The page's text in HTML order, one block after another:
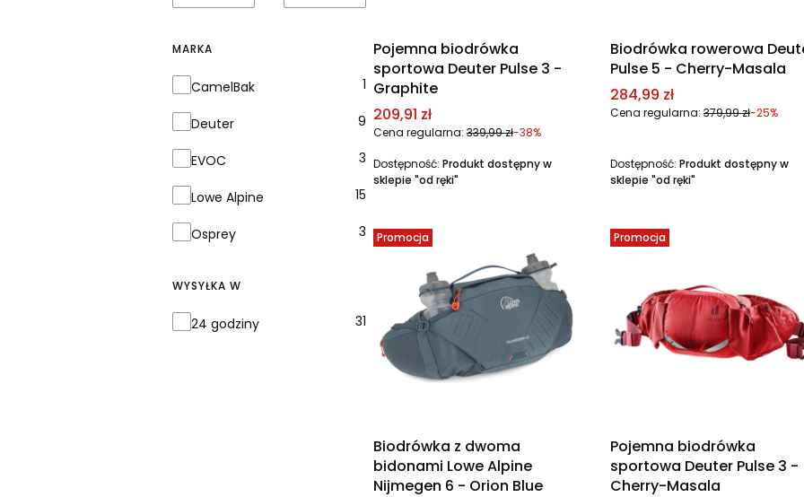
MARKA
Marka
CamelBak 1
Deuter 9
EVOC 3
Lowe Alpine 15
Osprey 3
WYSYŁKA W
Wysyłka w
24 godziny 31
Pojemna biodrówka
sportowa Deuter Pulse 3 -
Graphite
Cena promocyjna
209,91 zł
Cena regularna: 339,99 zł-38%
Dostępność: Produkt dostępny w
sklepie "od ręki"
Biodrówka rowerowa
Pulse 5 - Cherry-Masala
Cena promocyjna
284,99 zł
Cena regularna: 379,99 zł-25%
Dostępność: Produkt dostępny w
sklepie "od ręki"
Promocja
Biodrówka z dwoma
bidonami Lowe Alpine
Nijmegen 6 - Orion Blue
Promocja
Pojemna biodrówka
sportowa Deuter Pulse 3 -
Cherry-Masala